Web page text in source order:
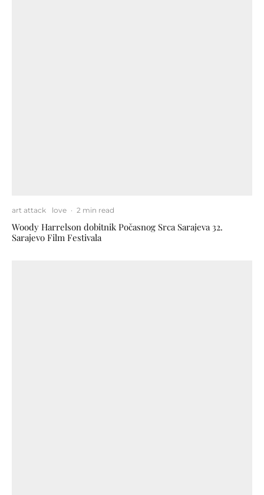
art attack love · 2 min read
Woody Harrelson dobitnik Počasnog Srca Sarajeva 32.
Sarajevo Film Festivala